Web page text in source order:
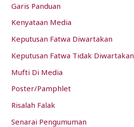
Garis Panduan
Kenyataan Media
Keputusan Fatwa Diwartakan
Keputusan Fatwa Tidak Diwartakan
Mufti Di Media
Poster/Pamphlet
Risalah Falak
Senarai Pengumuman